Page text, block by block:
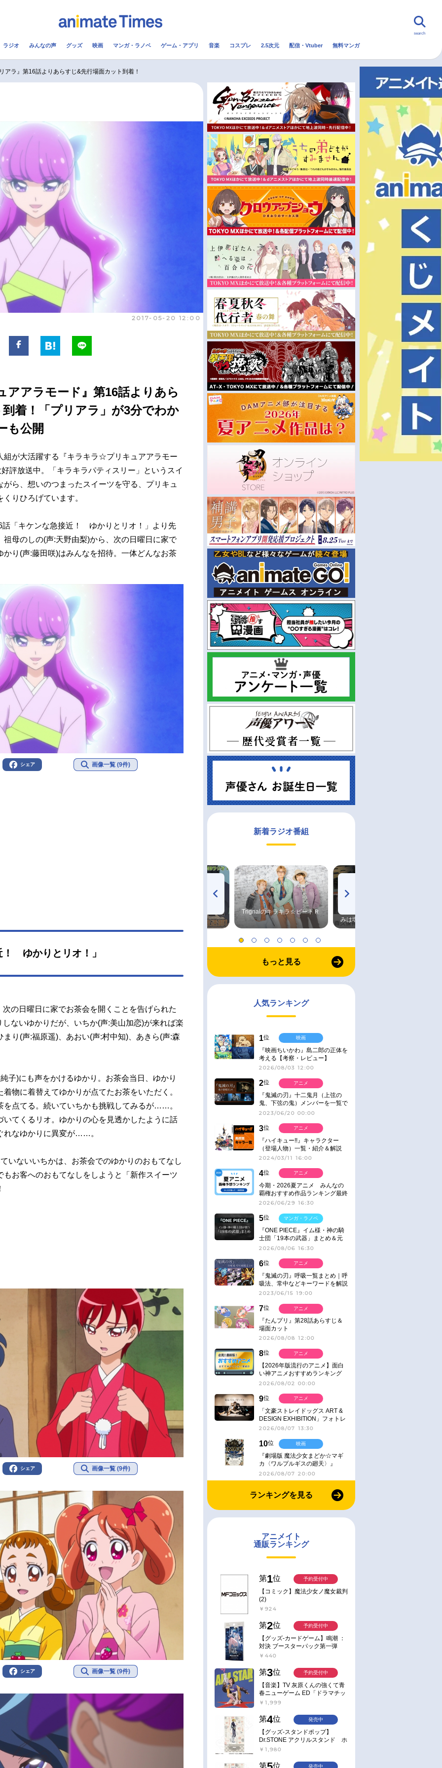
配信・Vtuber トレンド 無料マンガ
実写化映画一覧
男性声優/女性声優一覧
今期アニメ曜日別一覧 秋アニメ
冬アニメ
search
ラジオ みんなの声 グッズ 映画 マンガ・ラノベ ゲーム・アプリ 音楽 コスプレ 2.5次元 配信・Vtuber 無料マンガ
アラ』第16話よりあらすじ&先行場面カット到着！
2017-05-20 12:00
アラモード』第16話よりあら
着！「プリアラ」が3分でわか
も公開
組が大活躍する『キラキラ☆プリキュアアラモー
評放送中。「キラキラパティスリー」というスイ
ら、想いのつまったスイーツを守る、プリキュ
りひろげています。
「キケンな急接近！ ゆかりとリオ！」より先
母のしの(声:天野由梨)から、次の日曜日に家で
り(声:藤田咲)はみんなを招待。一体どんなお茶
シェア 画像一覧 (9件)
ゆかりとリオ！」
の日曜日に家でお茶会を開くことを告げられた
ないゆかりだが、いちか(声:美山加恋)が来れば楽
り(声:福原遥)、あおい(声:村中知)、あきら(声:森
)にも声をかけるゆかり。お茶会当日、ゆかり
物に着替えてゆかりが点てたお茶をいただく。
を点てる。続いていちかも挑戦してみるが……。
てくるリオ。ゆかりの心を見透かしたように話
れなゆかりに異変が……。
ないいちかは、お茶会でのゆかりのおもてなし
お客へのおもてなしをしようと「新作スイーツ
シェア 画像一覧 (9件)
シェア 画像一覧 (9件)
新着ラジオ番組
Trignalのキラキラ☆ビートＲ
みは塩だけ
もっと見る
人気ランキング
1位
『映画ちいかわ』島二郎の正体を
考える【考察・レビュー】
2026/08/03 12:00
映画
2位
『鬼滅の刃』十二鬼月（上弦の
鬼、下弦の鬼）メンバーを一覧で
紹介＆解説（登場鬼の情報まと
2023/06/20 00:00
アニメ
3位
『ハイキュー!!』キャラクター
（登場人物）一覧・紹介＆解説
2024/03/11 16:00
アニメ
4位
今期・2026夏アニメ みんなの
覇権おすすめ作品ランキング最終
結果発表！
2026/06/29 16:30
アニメ
5位
『ONE PIECE』イム様・神の騎
士団「19本の武器」まとめ＆元
ネタ
2026/08/06 16:30
マンガ・ラノベ
6位
『鬼滅の刃』呼吸一覧まとめ｜呼
吸法、常中などキーワードを解説
2023/06/15 19:00
アニメ
7位
『たんプリ』第28話あらすじ＆
場面カット
2026/08/08 12:00
アニメ
8位
【2026年版流行のアニメ】面白
い神アニメおすすめランキング
【名作・話題作】｜ジャンル別人
2026/08/02 00:00
アニメ
9位
「文豪ストレイドッグス ART &
DESIGN EXHIBITION」フォトレ
ポート
2026/08/07 13:30
アニメ
10位
『劇場版 魔法少女まどか☆マギ
カ〈ワルプルギスの廻天〉』
IMAX同時公開決定
2026/08/07 20:00
映画
ランキングを見る
アニメイト
通販ランキング
第1位
【コミック】魔法少女ノ魔女裁判
(2)
￥924
予約受付中
第2位
【グッズ-カードゲーム】鳴潮 ：
対決 ブースターパック第一弾
【ポイント2倍】
￥440
予約受付中
第3位
【音楽】TV 灰原くんの強くて青
春ニューゲーム ED「ドラマチッ
ク逃避行」収録シングル AIM
￥1,999
予約受付中
第4位
【グッズ-スタンドポップ】
Dr.STONE アクリルスタンド ホ
ワイマンといっしょver. スタン
￥1,980
発売中
第 位 発売中